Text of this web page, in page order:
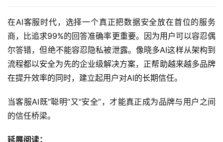
在AI客服时代，选择一个真正把数据安全放在首位的服务
商，比追求99%的回答准确率更重要。因为用户可以容忍偶
尔答错，但绝不能容忍隐私被泄露。像晓多AI这样从架构到
流程都以安全为先的企业级解决方案，正帮助越来越多品牌
在提升效率的同时，建立起用户对AI的长期信任。
当客服AI既“聪明”又“安全”，才能真正成为品牌与用户之间
的信任桥梁。
延展阅读：